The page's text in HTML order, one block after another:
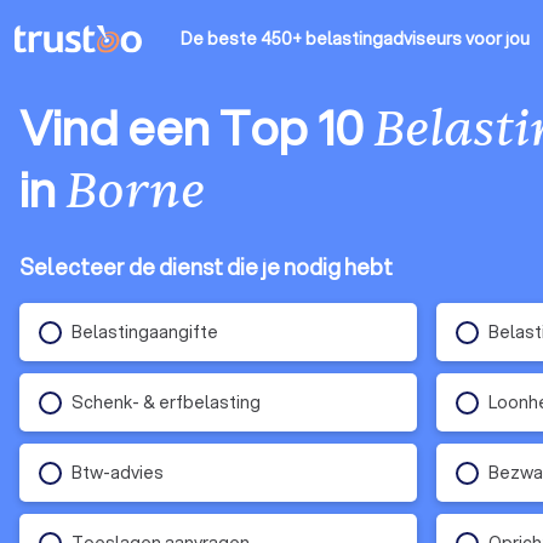
De beste 450+ belastingadviseursvoor jou
Vind een Top 10
inBorne
Selecteer de dienst die je nodig hebt
Belastingaangifte
Schenk- & erfbelasting
Btw-advies